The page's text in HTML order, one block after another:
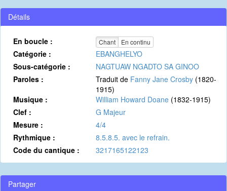
Détails
En boucle : Chant En continu
Catégorie :
EBANGHELYO
Sous-catégorie :
NAGTUAW NGADTO SA GINOO
Paroles :
Traduit de Fanny Jane Crosby (1820-
1915)
Musique :
William Howard Doane (1832-1915)
Clef :
G Majeur
Mesure :
4/4
Rythmique :
8.5.8.5. avec le refrain.
Code du cantique :
3217165122123
Partager